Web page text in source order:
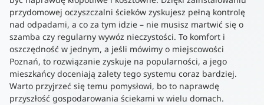
przydomowej oczyszczalni ścieków zyskujesz pełną kontrolę
nad odpadami, a co za tym idzie – nie musisz martwić się o
szamba czy regularny wywóz nieczystości. To komfort i
oszczędność w jednym, a jeśli mówimy o miejscowości
Poznań, to rozwiązanie zyskuje na popularności, a jego
mieszkańcy doceniają zalety tego systemu coraz bardziej.
Warto przyjrzeć się temu pomysłowi, bo to naprawdę
przyszłość gospodarowania ściekami w wielu domach.